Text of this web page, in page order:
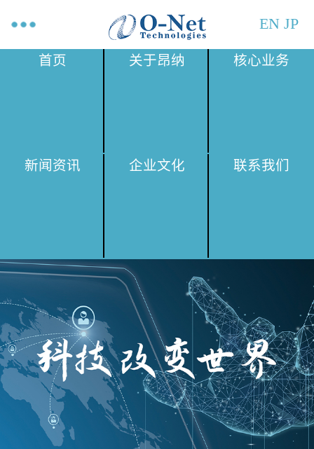
EN JP
首页 关于昂纳 核心业务
新闻资讯 企业文化 联系我们